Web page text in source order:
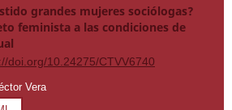
grandes mujeres sociólogas?
feminista a las condiciones de
doi.org/10.24275/CTVV6740
Vera